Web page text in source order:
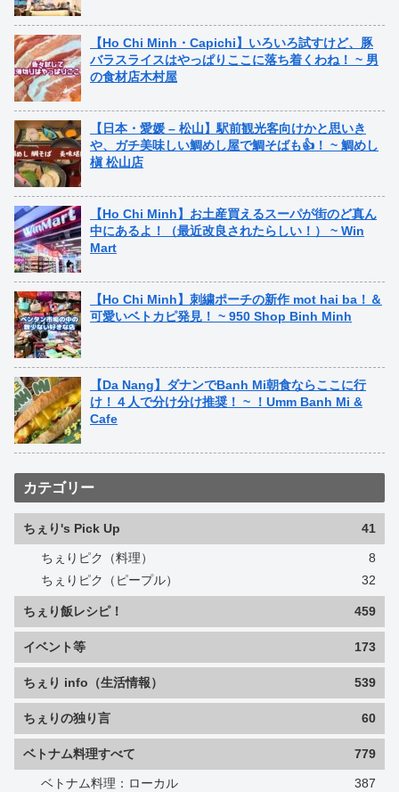
【Ho Chi Minh・Capichi】いろいろ試すけど、豚
バラスライスはやっぱりここに落ち着くわね！ ~ 男
の食材店木村屋
【日本・愛媛 – 松山】駅前観光客向けかと思いき
や、ガチ美味しい鯛めし屋で鯛そばも👍！ ~ 鯛めし
槇 松山店
【Ho Chi Minh】お土産買えるスーパが街のど真ん
中にあるよ！（最近改良されたらしい！） ~ Win
Mart
【Ho Chi Minh】刺繍ポーチの新作 mot hai ba！＆
可愛いベトカピ発見！ ~ 950 Shop Binh Minh
【Da Nang】ダナンでBanh Mi朝食ならここに行
け！４人で分け分け推奨！ ~ ！Umm Banh Mi &
Cafe
カテゴリー
ちぇり's Pick Up 41
ちぇりピク（料理）
8
ちぇりピク（ピープル）
32
ちぇり飯レシピ！ 459
イベント等 173
ちぇり info（生活情報） 539
ちぇりの独り言 60
ベトナム料理すべて 779
ベトナム料理：ローカル
387